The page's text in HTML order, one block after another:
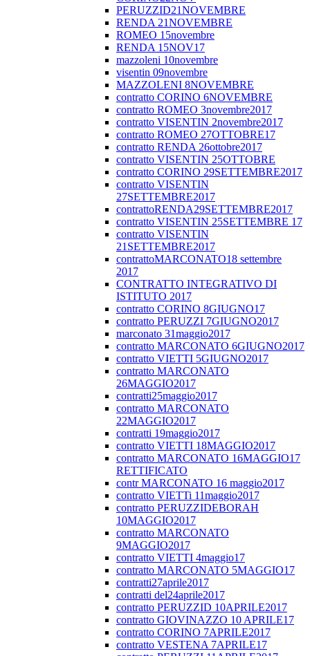
PERUZZID21NOVEMBRE
RENDA 21NOVEMBRE
ROMEO 15novembre
RENDA 15NOV17
mazzoleni 10novembre
visentin 09novembre
MAZZOLENI 8NOVEMBRE
contratto CORINO 6NOVEMBRE
contratto ROMEO 3novembre2017
contratto VISENTIN 2novembre2017
contratto ROMEO 27OTTOBRE17
contratto RENDA 26ottobre2017
contratto VISENTIN 25OTTOBRE
contratto CORINO 29SETTEMBRE2017
contratto VISENTIN
27SETTEMBRE2017
contrattoRENDA29SETTEMBRE2017
contratto VISENTIN 25SETTEMBRE 17
contratto VISENTIN
21SETTEMBRE2017
contrattoMARCONATO18 settembre
2017
CONTRATTO INTEGRATIVO DI
ISTITUTO 2017
contratto CORINO 8GIUGNO17
contratto PERUZZI 7GIUGNO2017
marconato 31maggio2017
contratto MARCONATO 6GIUGNO2017
contratto VIETTI 5GIUGNO2017
contratto MARCONATO
26MAGGIO2017
contratti25maggio2017
contratto MARCONATO
22MAGGIO2017
contratti 19maggio2017
contratto VIETTI 18MAGGIO2017
contratto MARCONATO 16MAGGIO17
RETTIFICATO
contr MARCONATO 16 maggio2017
contratto VIETTi 11maggio2017
contratto PERUZZIDEBORAH
10MAGGIO2017
contratto MARCONATO
9MAGGIO2017
contratto VIETTI 4maggio17
contratto MARCONATO 5MAGGIO17
contratti27aprile2017
contratti del24aprile2017
contratto PERUZZID 10APRILE2017
contratto GIOVINAZZO 10 APRILE17
contratto CORINO 7APRILE2017
contratto VESTENA 7APRILE17